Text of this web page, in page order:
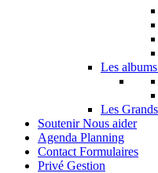
Les
Les
Soutenir Nous aider
Agenda Planning
Contact Formulaires
Privé Gestion